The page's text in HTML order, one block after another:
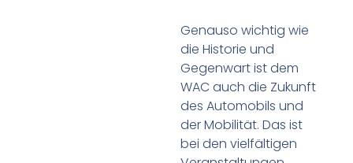
Genauso wichtig wie
die Historie und
Gegenwart ist dem
WAC auch die Zukunft
des Automobils und
der Mobilität. Das ist
bei den vielfältigen